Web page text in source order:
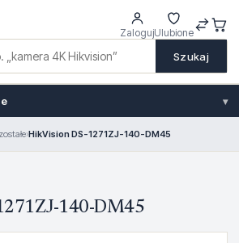
Szukaj
ZalogujUlubione
▾
›HikVision DS-1271ZJ-140-DM45
140-DM45